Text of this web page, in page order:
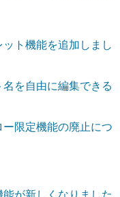
ット機能を追加しまし
名を自由に編集できる
ー限定機能の廃止につ
能が新しくなりました